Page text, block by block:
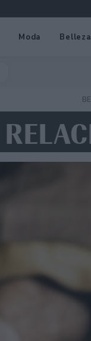
Moda Belleza